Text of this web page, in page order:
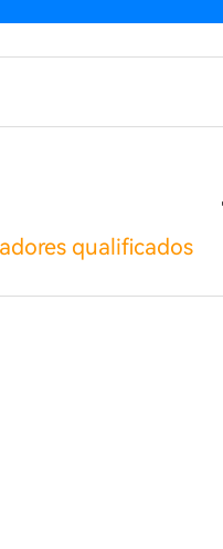
qualificados